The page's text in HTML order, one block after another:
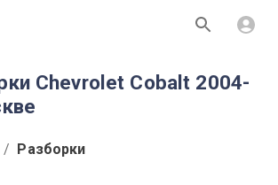
Chevrolet Cobalt 2004-
/ Разборки